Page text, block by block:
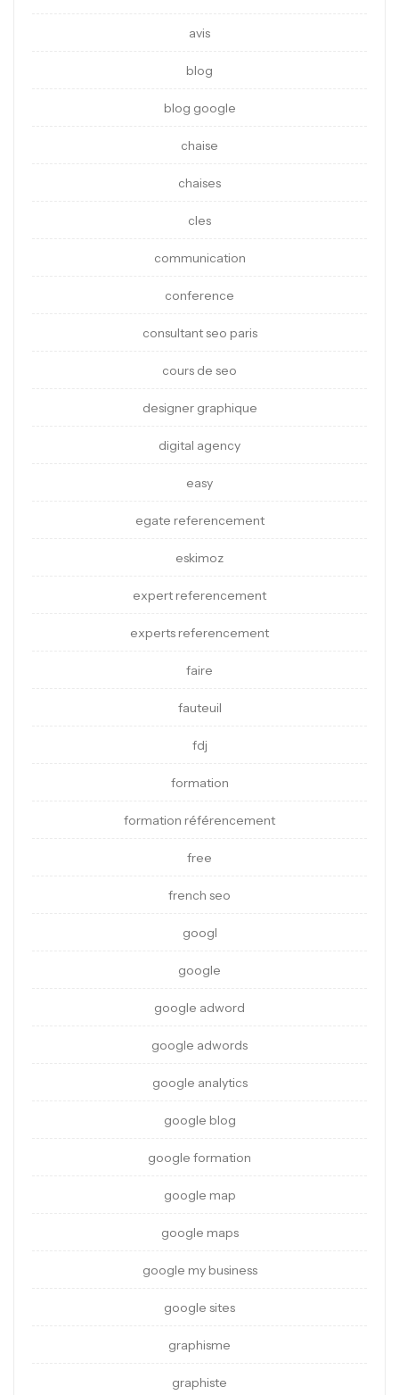
avis
blog
blog google
chaise
chaises
cles
communication
conference
consultant seo paris
cours de seo
designer graphique
digital agency
easy
egate referencement
eskimoz
expert referencement
experts referencement
faire
fauteuil
fdj
formation
formation référencement
free
french seo
googl
google
google adword
google adwords
google analytics
google blog
google formation
google map
google maps
google my business
google sites
graphisme
graphiste